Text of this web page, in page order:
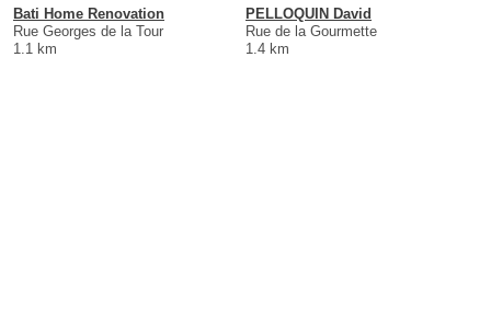
Bati Home Renovation
Rue Georges de la Tour
1.1 km
PELLOQUIN David
Rue de la Gourmette
1.4 km